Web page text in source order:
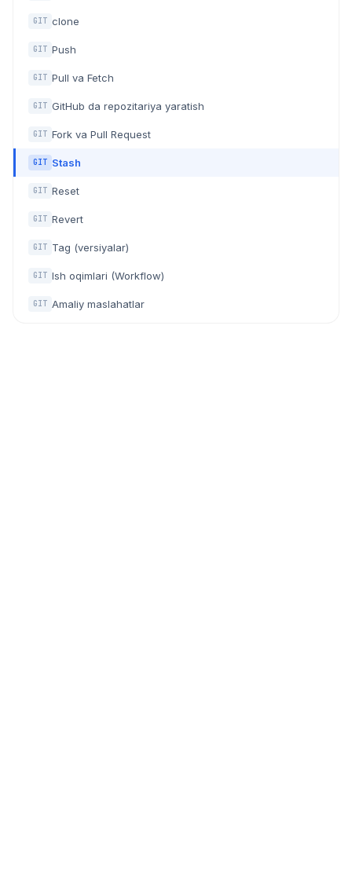
GIT clone
GIT Push
GIT Pull va Fetch
GIT GitHub da repozitariya yaratish
GIT Fork va Pull Request
GIT Stash
GIT Reset
GIT Revert
GIT Tag (versiyalar)
GIT Ish oqimlari (Workflow)
GIT Amaliy maslahatlar